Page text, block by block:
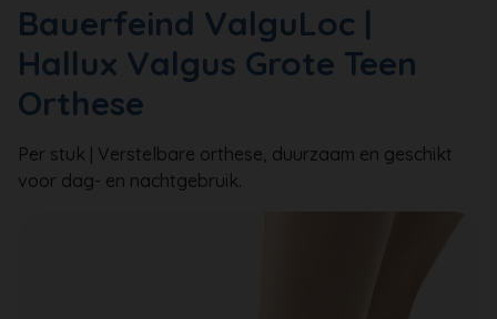
Bauerfeind ValguLoc |
Hallux Valgus Grote Teen
Orthese
Per stuk | Verstelbare orthese, duurzaam en geschikt
voor dag- en nachtgebruik.